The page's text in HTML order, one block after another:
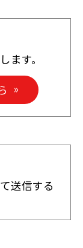
ます。
送信する